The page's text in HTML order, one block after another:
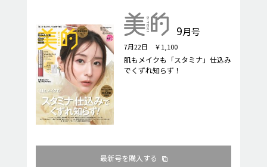
9月号
7月22日 ￥1,100
肌もメイクも「スタミナ」仕込み
でくずれ知らず！
最新号を購入する